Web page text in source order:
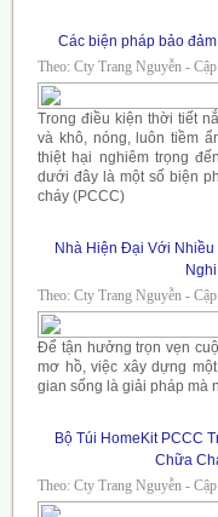
Các biện pháp bảo
Theo: Cty Trang Nguyễn -
Trong điều kiện thời tiết
và khô, nóng, luôn tiềm
thiệt hại nghiêm trọng
dưới đây là một số biện
cháy (PCCC)
Nhà Hiện Đại Với
Theo: Cty Trang Nguyễn -
Để tận hưởng trọn vẹn
mơ hồ, việc xây dựng
gian sống là giải pháp mà
Bộ Túi HomeKit PCCC
Chữa
Theo: Cty Trang Nguyễn -